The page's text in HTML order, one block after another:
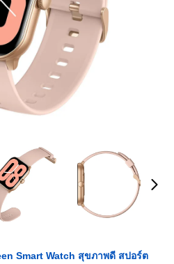
Smart Watch สุขภาพดี สปอร์ต